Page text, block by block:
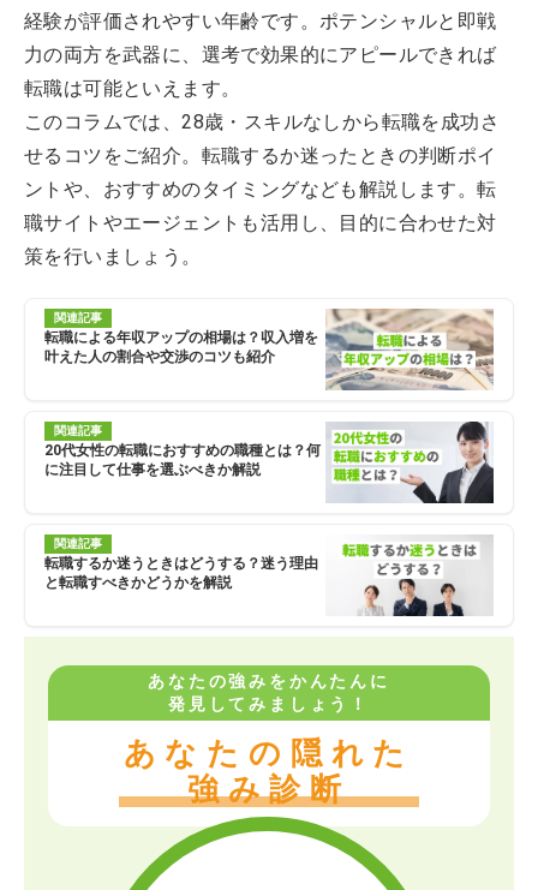
経験が評価されやすい年齢です。ポテンシャルと即戦
力の両方を武器に、選考で効果的にアピールできれば
転職は可能といえます。
このコラムでは、28歳・スキルなしから転職を成功さ
せるコツをご紹介。転職するか迷ったときの判断ポイ
ントや、おすすめのタイミングなども解説します。転
職サイトやエージェントも活用し、目的に合わせた対
策を行いましょう。
関連記事
転職による年収アップの相場は？収入増を
叶えた人の割合や交渉のコツも紹介
関連記事
20代女性の転職におすすめの職種とは？何
に注目して仕事を選ぶべきか解説
関連記事
転職するか迷うときはどうする？迷う理由
と転職すべきかどうかを解説
あなたの強みをかんたんに
発見してみましょう！
あなたの隠れた
強み診断